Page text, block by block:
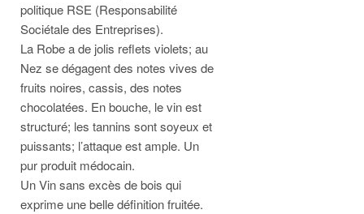
politique RSE (Responsabilité
Sociétale des Entreprises).
La Robe a de jolis reflets violets; au
Nez se dégagent des notes vives de
fruits noires, cassis, des notes
chocolatées. En bouche, le vin est
structuré; les tannins sont soyeux et
puissants; l’attaque est ample. Un
pur produit médocain.
Un Vin sans excès de bois qui
exprime une belle définition fruitée.